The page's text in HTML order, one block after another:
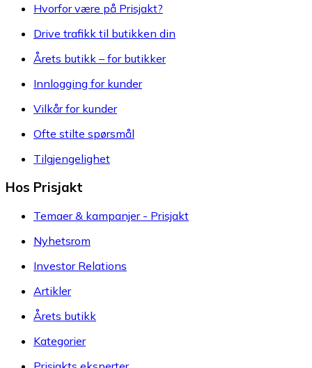
Hvorfor være på Prisjakt?
Drive trafikk til butikken din
Årets butikk – for butikker
Innlogging for kunder
Vilkår for kunder
Ofte stilte spørsmål
Tilgjengelighet
Hos Prisjakt
Temaer & kampanjer - Prisjakt
Nyhetsrom
Investor Relations
Artikler
Årets butikk
Kategorier